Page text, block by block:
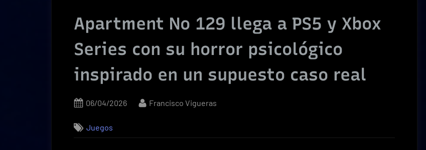
Apartment No 129 llega a PS5 y Xbox
Series con su horror psicológico
inspirado en un supuesto caso real
Posted
06/04/2026 By
Francisco Vigueras
Juegos